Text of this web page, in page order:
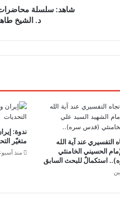
شاهد: سلسلة
د. الشيخ
التفسيري عند آية الله
الحسيني الخامنئي
استكمالٌ للبحث السابق
ندوة:
متغيّر
منذ